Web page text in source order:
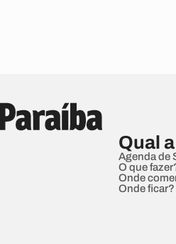
Qual
Agenda de
O que
Onde
Onde ficar?